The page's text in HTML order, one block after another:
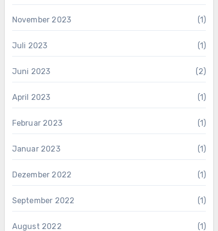
November 2023 (1)
Juli 2023 (1)
Juni 2023 (2)
April 2023 (1)
Februar 2023 (1)
Januar 2023 (1)
Dezember 2022 (1)
September 2022 (1)
August 2022 (1)